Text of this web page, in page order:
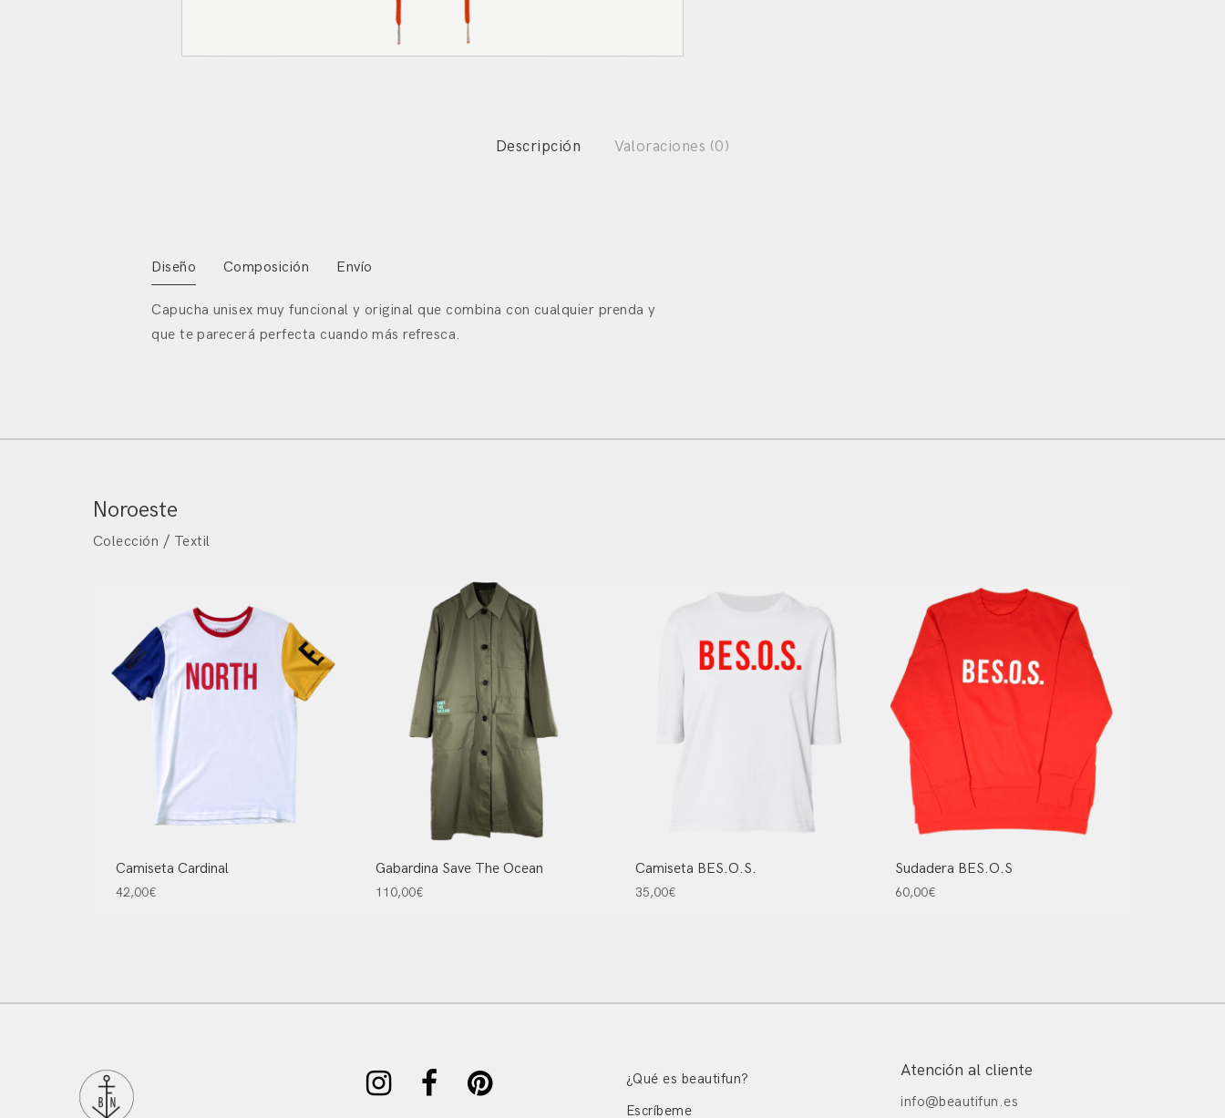
Descripción Valoraciones (0)
Diseño Composición Envío
Capucha unisex muy funcional y original que combina con cualquier prenda y
que te parecerá perfecta cuando más refresca.
Noroeste
Colección / Textil
Camiseta Cardinal
42,00€
Gabardina Save The Ocean
110,00€
Camiseta BES.O.S.
35,00€
Sudadera BES.O.S
60,00€
¿Qué es beautifun?
Escríbeme
Atención al cliente
info@beautifun.es